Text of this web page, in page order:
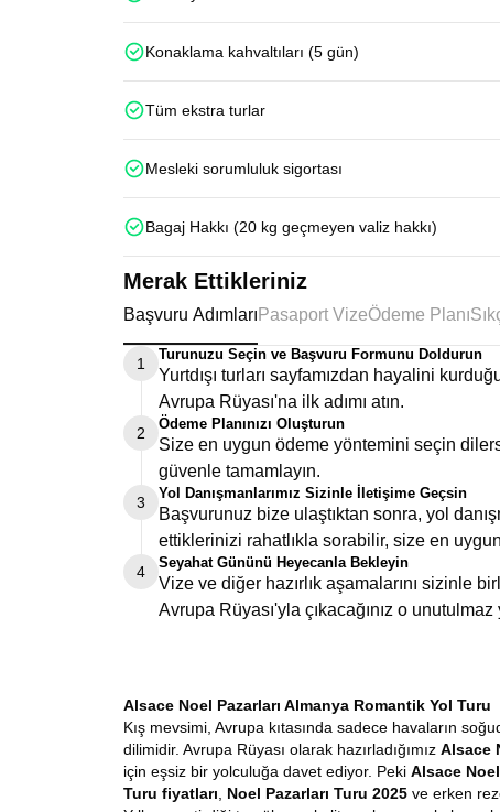
Konaklama kahvaltıları (5 gün)
Tüm ekstra turlar
Mesleki sorumluluk sigortası
Bagaj Hakkı (20 kg geçmeyen valiz hakkı)
Merak Ettikleriniz
Başvuru Adımları Pasaport VizeÖdeme Planı
1
Turunuzu Seçin ve Başvuru Formunu Doldurun
Yurtdışı turları sayfamızdan hayalini
Avrupa Rüyası'na ilk adımı atın.
2
Ödeme Planınızı Oluşturun
Size en uygun ödeme yöntemini seçin
güvenle tamamlayın.
3
Yol Danışmanlarımız Sizinle İletişime Geçsin
Başvurunuz bize ulaştıktan sonra, yol
ettiklerinizi rahatlıkla sorabilir, size en
4
Seyahat Gününü Heyecanla Bekleyin
Vize ve diğer hazırlık aşamalarını sizinle
Avrupa Rüyası'yla çıkacağınız o
Alsace Noel Pazarları Almanya Romantik Yol Turu
Kış mevsimi, Avrupa kıtasında sadece havaların
dilimidir. Avrupa Rüyası olarak hazırladığımız Alsace
için eşsiz bir yolculuğa davet ediyor. Peki Alsace
Turu fiyatları
Noel Pazarları Turu 2025 ve erken